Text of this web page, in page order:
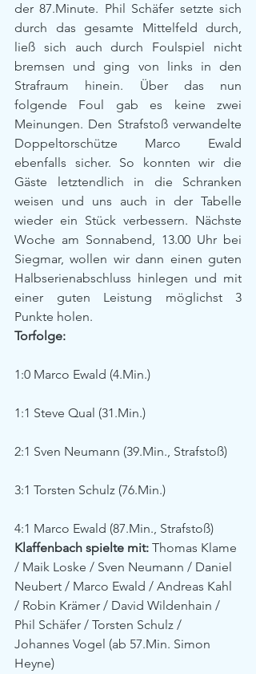
der 87.Minute. Phil Schäfer setzte sich
durch das gesamte Mittelfeld durch,
ließ sich auch durch Foulspiel nicht
bremsen und ging von links in den
Strafraum hinein. Über das nun
folgende Foul gab es keine zwei
Meinungen. Den Strafstoß verwandelte
Doppeltorschütze Marco Ewald
ebenfalls sicher. So konnten wir die
Gäste letztendlich in die Schranken
weisen und uns auch in der Tabelle
wieder ein Stück verbessern. Nächste
Woche am Sonnabend, 13.00 Uhr bei
Siegmar, wollen wir dann einen guten
Halbserienabschluss hinlegen und mit
einer guten Leistung möglichst 3
Punkte holen.
Torfolge:
1:0 Marco Ewald (4.Min.)
1:1 Steve Qual (31.Min.)
2:1 Sven Neumann (39.Min., Strafstoß)
3:1 Torsten Schulz (76.Min.)
4:1 Marco Ewald (87.Min., Strafstoß)
Klaffenbach spielte mit: Thomas Klame
/ Maik Loske / Sven Neumann / Daniel
Neubert / Marco Ewald / Andreas Kahl
/ Robin Krämer / David Wildenhain /
Phil Schäfer / Torsten Schulz /
Johannes Vogel (ab 57.Min. Simon
Heyne)